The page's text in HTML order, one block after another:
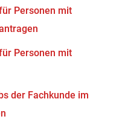
Personen mit
Personen mit
der Fachkunde im